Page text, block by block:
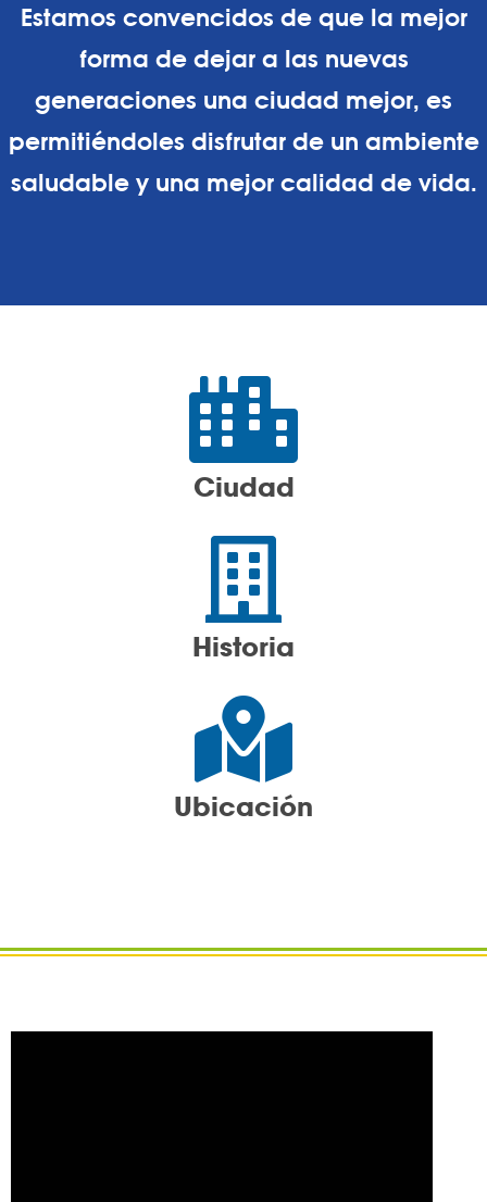
Estamos convencidos de que la mejor
forma de dejar a las nuevas
generaciones una ciudad mejor, es
permitiéndoles disfrutar de un ambiente
saludable y una mejor calidad de vida.
Ciudad
Historia
Ubicación